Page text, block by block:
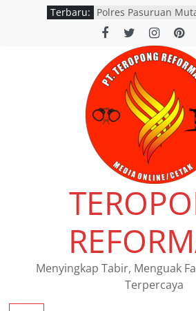
Terbaru: Polres Pasuruan
Penyidik Polsek Beji
Efektivitas dan
Penyidikan
SATLANTAS POLRES
DORONG
LANJUT HASIL RAPAT
BERSAMA INSTANSI
Polres Pasuruan
Penanganan Kasus
2017 Telah Tuntas dan
Berkekuatan Hukum
Pemerintah Provinsi
resmi menggelar
pemutihan dan
daerah di seluruh
wilayah Jatim
Siswi SMAN 1
Lomba Voice Over
Menyingkap Tabir, Menguak
Terpercaya